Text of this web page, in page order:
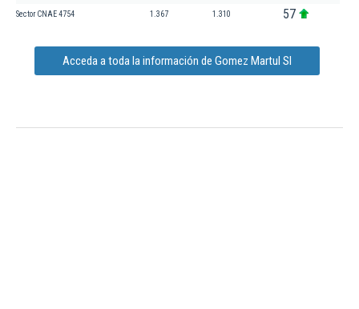
Sector CNAE 4754 1.367 1.310 57
Acceda a toda la información de Gomez Martul Sl